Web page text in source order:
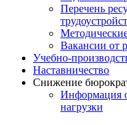
Перечень
Вакансии от
Учебно-
Наставничество
Снижение
Информация
нагрузки